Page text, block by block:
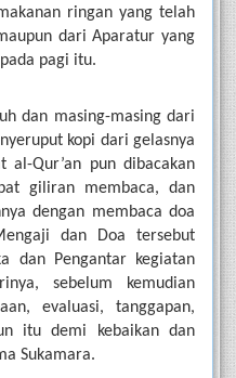
ringan yang telah
dari Aparatur yang
pagi itu.
dan masing-masing dari
kopi dari gelasnya
al-Qur’an pun dibacakan
giliran membaca, dan
dengan membaca doa
dan Doa tersebut
dan Pengantar kegiatan
sebelum kemudian
evaluasi, tanggapan,
itu demi kebaikan dan
Sukamara.